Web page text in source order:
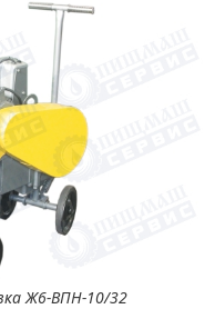
Ж6-ВПН-10/32